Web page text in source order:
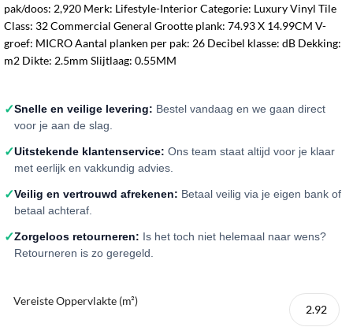
pak/doos: 2,920 Merk: Lifestyle-Interior Categorie: Luxury Vinyl Tile
Class: 32 Commercial General Grootte plank: 74.93 X 14.99CM V-
groef: MICRO Aantal planken per pak: 26 Decibel klasse: dB Dekking:
m2 Dikte: 2.5mm Slijtlaag: 0.55MM
✓Snelle en veilige levering: Bestel vandaag en we gaan direct
voor je aan de slag.
✓Uitstekende klantenservice: Ons team staat altijd voor je klaar
met eerlijk en vakkundig advies.
✓Veilig en vertrouwd afrekenen: Betaal veilig via je eigen bank of
betaal achteraf.
✓Zorgeloos retourneren: Is het toch niet helemaal naar wens?
Retourneren is zo geregeld.
Vereiste Oppervlakte (m²)